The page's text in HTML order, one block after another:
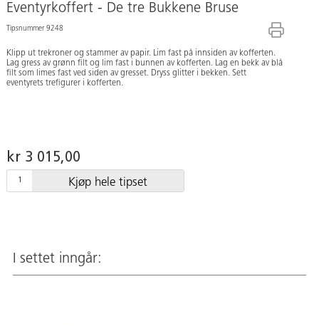
Eventyrkoffert - De tre Bukkene Bruse
Tipsnummer 9248
Klipp ut trekroner og stammer av papir. Lim fast på innsiden av kofferten.
Lag gress av grønn filt og lim fast i bunnen av kofferten. Lag en bekk av blå
filt som limes fast ved siden av gresset. Dryss glitter i bekken. Sett
eventyrets trefigurer i kofferten.
kr 3 015,00
Kjøp hele tipset
I settet inngår: